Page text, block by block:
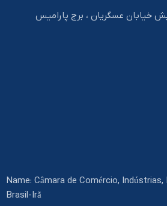
خیابان عسگریان ، برج پارامیس
Name: Câmara de Comércio,
Brasil-Irã